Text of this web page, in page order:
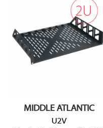
MIDDLE ATLANTIC
U2V
2U
Ventilée
HxLxP : 89 x 483 x